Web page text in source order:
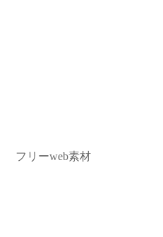
フリーweb素材